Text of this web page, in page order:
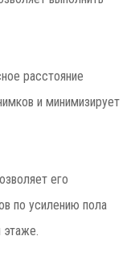
расстояние
и минимизирует
его
по усилению пола